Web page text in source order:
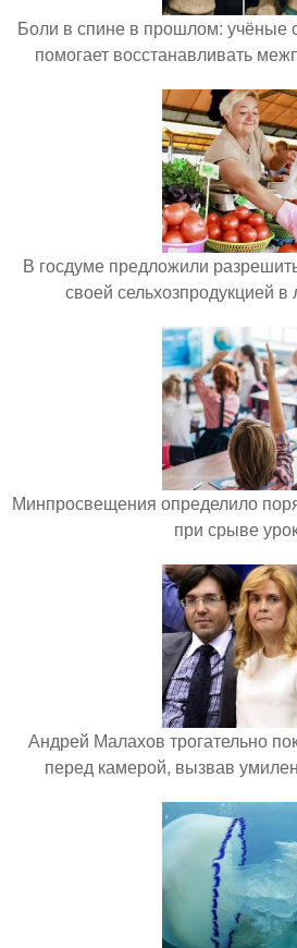
Боли в спине в прошлом: учёные
помогает восстанавливать
В госдуме предложили
своей сельхозпродукцией
Минпросвещения определило
при срыве
Андрей Малахов трогательно
перед камерой, вызвав